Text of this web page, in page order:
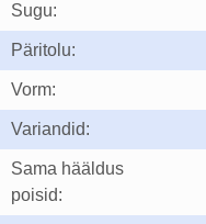
Sugu:
Päritolu:
Vorm:
Variandid:
Sama hääldus
poisid: